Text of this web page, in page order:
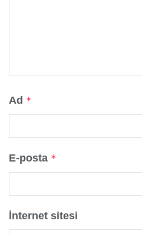
Ad *
E-posta *
İnternet sitesi